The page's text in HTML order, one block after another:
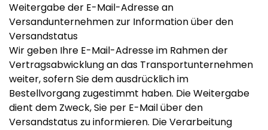
Weitergabe der E-Mail-Adresse an
Versandunternehmen zur Information über den
Versandstatus
Wir geben Ihre E-Mail-Adresse im Rahmen der
Vertragsabwicklung an das Transportunternehmen
weiter, sofern Sie dem ausdrücklich im
Bestellvorgang zugestimmt haben. Die Weitergabe
dient dem Zweck, Sie per E-Mail über den
Versandstatus zu informieren. Die Verarbeitung